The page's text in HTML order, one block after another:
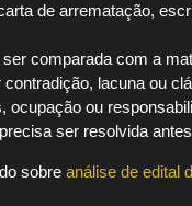
de arrematação,
ser comparada com a
lacuna ou
ocupação ou
ser resolvida
sobre análise de edital